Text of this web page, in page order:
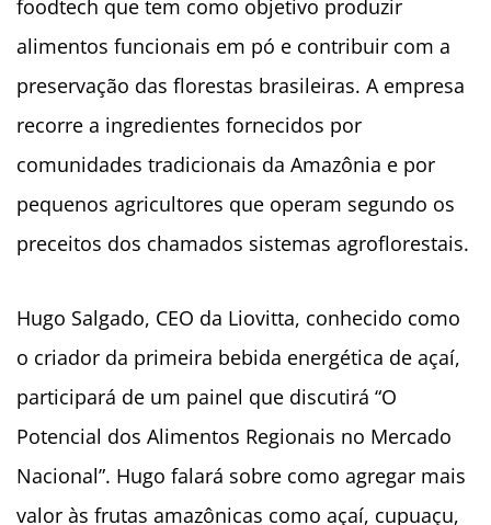
foodtech que tem como objetivo produzir
alimentos funcionais em pó e contribuir com a
preservação das florestas brasileiras. A empresa
recorre a ingredientes fornecidos por
comunidades tradicionais da Amazônia e por
pequenos agricultores que operam segundo os
preceitos dos chamados sistemas agroflorestais.
Hugo Salgado, CEO da Liovitta, conhecido como
o criador da primeira bebida energética de açaí,
participará de um painel que discutirá “O
Potencial dos Alimentos Regionais no Mercado
Nacional”. Hugo falará sobre como agregar mais
valor às frutas amazônicas como açaí, cupuaçu,